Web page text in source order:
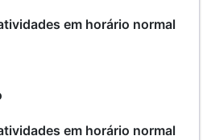
em horário normal
em horário normal